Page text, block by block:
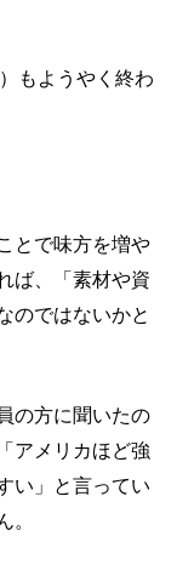
もようやく終わ
とで味方を増や
ば、「素材や資
のではないかと
の方に聞いたの
アメリカほど強
い」と言ってい
。